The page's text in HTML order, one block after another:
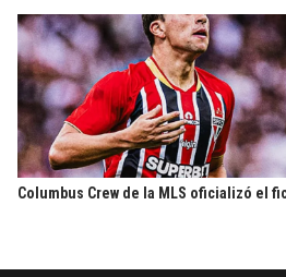
Columbus Crew de la MLS oficializó el